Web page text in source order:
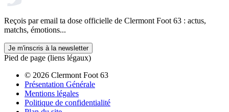
Reçois par email ta dose officielle de Clermont Foot 63 : actus,
matchs, émotions...
Je m'inscris à la newsletter
Pied de page (liens légaux)
© 2026 Clermont Foot 63
Présentation Générale
Mentions légales
Politique de confidentialité